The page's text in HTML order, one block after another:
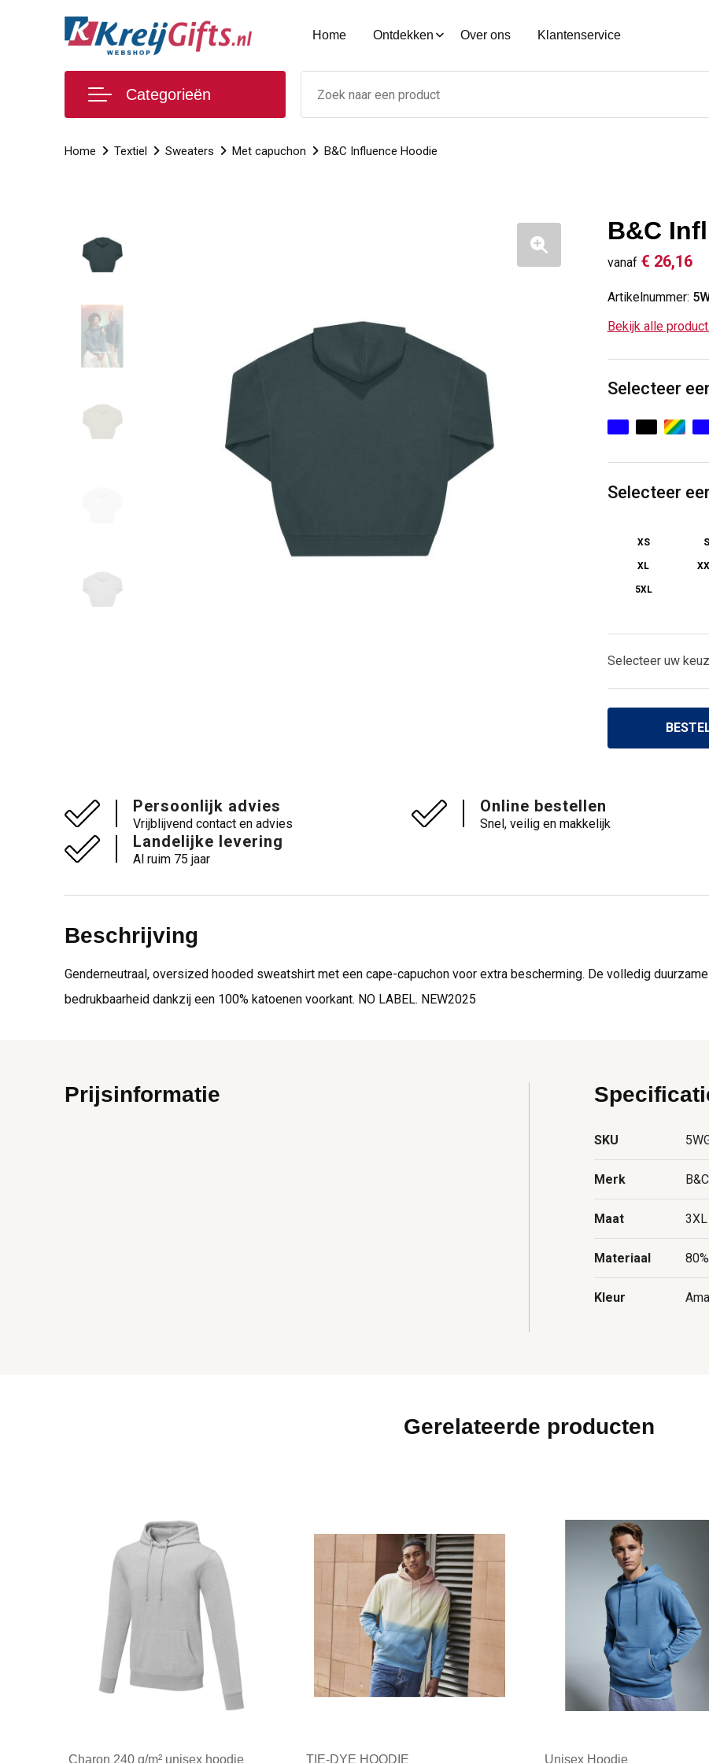
Home Ontdekken Over ons Klantenservice
Categorieën
Home Textiel Sweaters Met capuchon B&C Influence Hoodie
B&C
vanaf € 26,16
Artikelnummer:
Bekijk alle
Selecteer
Selecteer
XS S
XL
5XL
Selecteer uw
Persoonlijk advies
Vrijblijvend contact en advies
Online bestellen
Snel, veilig en makkelijk
Landelijke levering
Al ruim 75 jaar
Beschrijving
Genderneutraal, oversized hooded sweatshirt met een cape-capuchon voor extra bescherming. De volledig
bedrukbaarheid dankzij een 100% katoenen voorkant. NO LABEL. NEW2025
Prijsinformatie
SKU
Merk B&C
Maat 3XL
Materiaal
Kleur
Gerelateerde producten
Charon 240 g/m² unisex hoodie TIE-DYE HOODIE Unisex Hoodie